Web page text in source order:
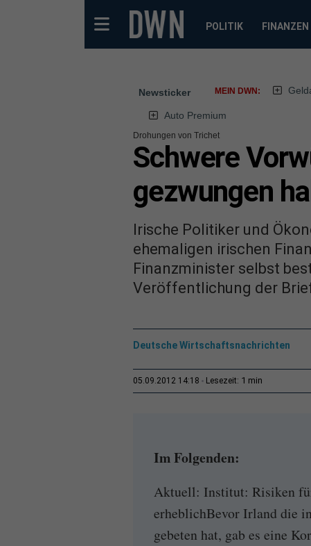
POLITIK FINANZEN
Newsticker MEIN DWN:
Auto Premium
Drohungen von Trichet
Schwere
gezwungen
Irische Politiker und
ehemaligen irischen
Finanzminister selbst
Veröffentlichung der
Deutsche Wirtschaftsnachrichten
05.09.2012 14:18 Lesezeit: 1 min
Im Folgenden:
Aktuell: Institut: Risiken
erheblichBevor Irland die
gebeten hat, gab es eine